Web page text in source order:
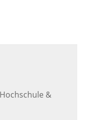
&